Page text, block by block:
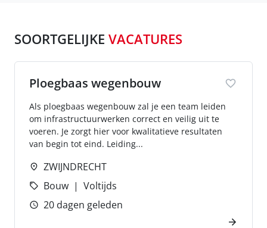
SOORTGELIJKE VACATURES
Ploegbaas wegenbouw
Als ploegbaas wegenbouw zal je een team leiden
om infrastructuurwerken correct en veilig uit te
voeren. Je zorgt hier voor kwalitatieve resultaten
van begin tot eind. Leiding...
ZWIJNDRECHT
Bouw
Voltijds
20 dagen geleden